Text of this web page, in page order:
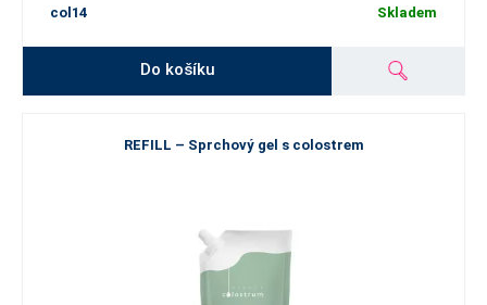
col14 Skladem
Do košíku
REFILL – Sprchový gel s colostrem